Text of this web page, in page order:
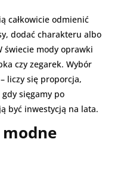
całkowicie odmienić
dodać charakteru albo
świecie mody oprawki
czy zegarek. Wybór
liczy się proporcja,
sięgamy po
być inwestycją na lata.